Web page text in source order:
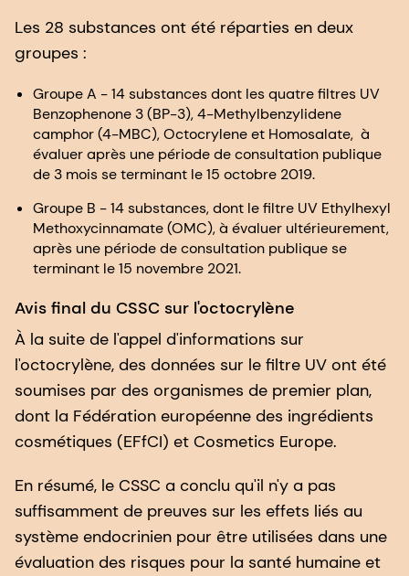
Les 28 substances ont été réparties en deux
groupes :
Groupe A - 14 substances dont les quatre filtres UV
Benzophenone 3 (BP-3), 4-Methylbenzylidene
camphor (4-MBC), Octocrylene et Homosalate, à
évaluer après une période de consultation publique
de 3 mois se terminant le 15 octobre 2019.
Groupe B - 14 substances, dont le filtre UV Ethylhexyl
Methoxycinnamate (OMC), à évaluer ultérieurement,
après une période de consultation publique se
terminant le 15 novembre 2021.
Avis final du CSSC sur l'octocrylène
À la suite de l'appel d'informations sur
l'octocrylène, des données sur le filtre UV ont été
soumises par des organismes de premier plan,
dont la Fédération européenne des ingrédients
cosmétiques (EFfCI) et Cosmetics Europe.
En résumé, le CSSC a conclu qu'il n'y a pas
suffisamment de preuves sur les effets liés au
système endocrinien pour être utilisées dans une
évaluation des risques pour la santé humaine et